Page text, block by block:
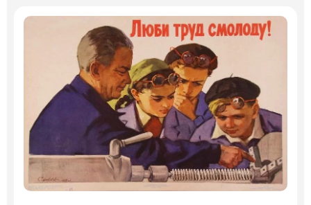
Эксперты по ПОА
Соглашения с отраслевыми СПК